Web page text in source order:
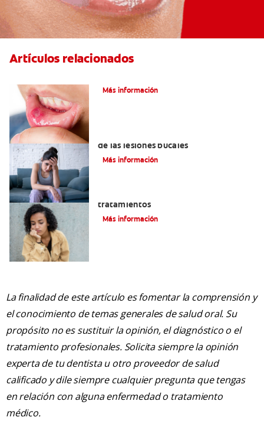
Artículos relacionados
Más información
de las lesiones bucales
Más información
tratamientos
Más información
La finalidad de este artículo es fomentar la comprensión y
el conocimiento de temas generales de salud oral. Su
propósito no es sustituir la opinión, el diagnóstico o el
tratamiento profesionales. Solicita siempre la opinión
experta de tu dentista u otro proveedor de salud
calificado y dile siempre cualquier pregunta que tengas
en relación con alguna enfermedad o tratamiento
médico.